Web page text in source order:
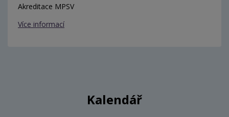
Akreditace MPSV
Více informací
Kalendář